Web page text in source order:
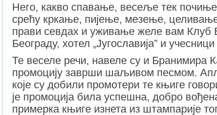
Него, какво спавање, весеље тек
срећу кркање, пијење, мезење,
прави севдах и уживање желе вам Клуб
Београду, хотел „Југославија” и
Те веселе речи, навеле су и Бранимира
промоцију заврши шаљивом песмом.
које су добили промотери те књиге
је промоција била успешна, добро
примерка књиге изнета из штампарије